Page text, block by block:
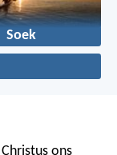
Soek
ons